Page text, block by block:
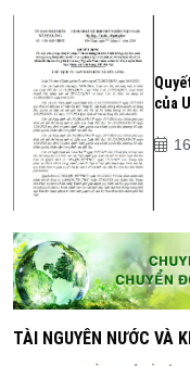
của
TÀI NGUYÊN NƯỚC VÀ